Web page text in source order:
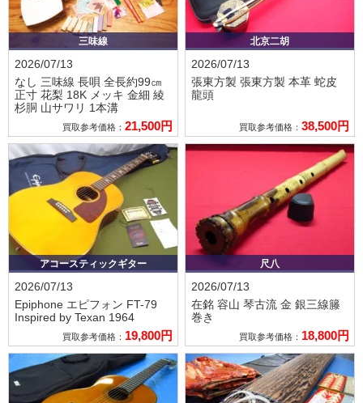
三味線
2026/07/13
なし 三味線 長唄 全長約99㎝
正寸 花梨 18K メッキ 金細 綾
杉胴 山サワリ 1本溝
買取参考価格：21,500円
北京二胡
2026/07/13
張東方製 張東方製 本革 蛇皮
龍頭
買取参考価格：38,500円
アコースティックギター
2026/07/13
Epiphone エピフォン FT-79
Inspired by Texan 1964
買取参考価格： 19,800円
尺八
2026/07/13
在銘 容山 琴古流 金 銀三線籐
巻き
買取参考価格： 18,800円